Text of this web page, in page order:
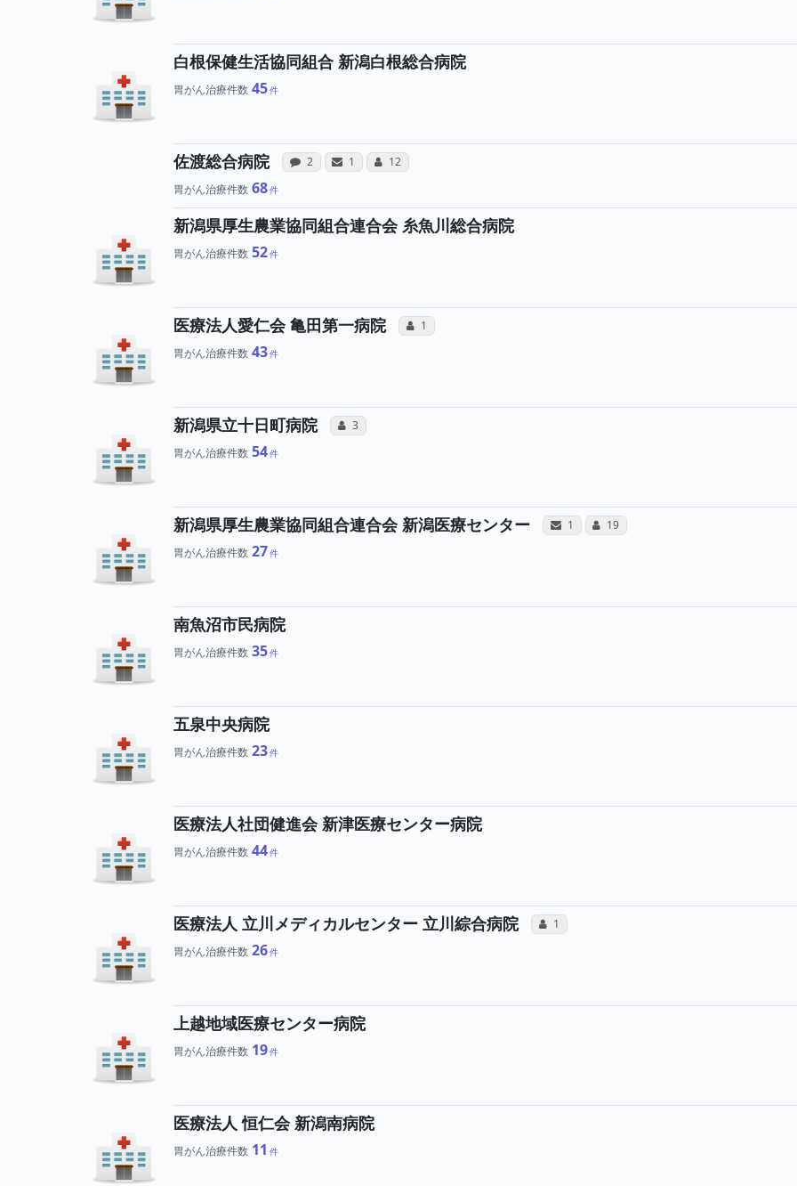
白根保健生活協同組合 新潟白根総合病院
胃がん治療件数 45
佐渡総合病院 感想投稿（合算）
2 病院への声と、所属医師への患者さんの感想が合計2件投稿されています
サンキューレター（合算）
1 病院と、所属医師へのサンキューレターが合計1通送られています
コミュニケーション・タイプ（合算）
12 所属医師へのコミュニケーション・タイプが合計12票投票さ
胃がん治療件数 68
新潟県厚生農業協同組合連合会 糸魚川総合病院
胃がん治療件数 52
医療法人愛仁会 亀田第一病院 コミュニケーション・タイプ（合算）
1 所属医師へのコミュニケーション・タイプが合計1票投票
胃がん治療件数 43
新潟県立十日町病院 コミュニケーション・タイプ（合算）
3 所属医師へのコミュニケーション・タイプが合計3票投票されていま
胃がん治療件数 54
新潟県厚生農業協同組合連合会 新潟医療センター サンキューレター（合算）
1 病院と、所属医師へのサンキュ
コミュニケーション・タイプ（合算）
19 所属医師へのコミュニケ
胃がん治療件数 27
南魚沼市民病院
胃がん治療件数 35
五泉中央病院
胃がん治療件数 23
医療法人社団健進会 新津医療センター病院
胃がん治療件数 44
医療法人 立川メディカルセンター 立川綜合病院 コミュニケーション・タイプ（合算）
1 所属医師へのコミュニケーション
胃がん治療件数 26
上越地域医療センター病院
胃がん治療件数 19
医療法人 恒仁会 新潟南病院
胃がん治療件数 11